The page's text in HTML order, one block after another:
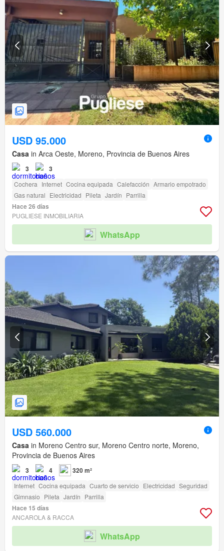
USD 95.000
Casa in Arca Oeste, Moreno, Provincia de Buenos Aires
3 3
Cochera Internet Cocina equipada Calefacción Armario empotrado
Gas natural Electricidad Pileta Jardín Parrilla
Hace 26 días
PUGLIESE INMOBILIARIA
WhatsApp
USD 560.000
Casa in Moreno Centro sur, Moreno Centro norte, Moreno,
Provincia de Buenos Aires
3 4 320 m²
Internet Cocina equipada Cuarto de servicio Electricidad Seguridad
Gimnasio Pileta Jardín Parrilla
Hace 15 días
ANCAROLA & RACCA
WhatsApp